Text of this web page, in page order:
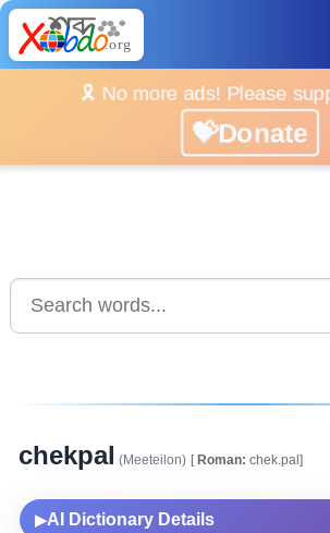
🎗️ No more ads! Please
💝Donate
chekpal (Meeteilon) [Roman: chek.pal]
▶AI Dictionary Details